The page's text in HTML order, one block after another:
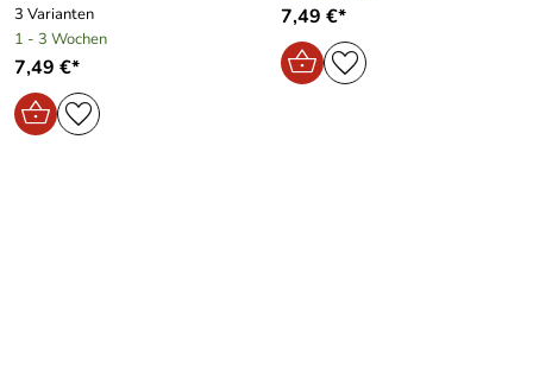
3 Varianten
1 - 3 Wochen
7,49 €*
7,49 €*